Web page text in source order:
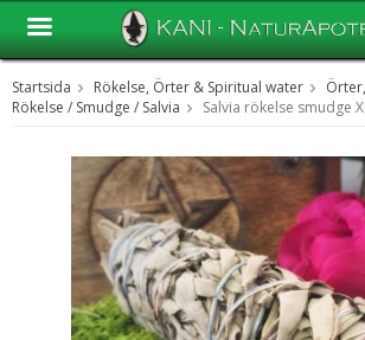
Produkten har blivit tillagd i
Startsida Rökelse, Örter & Spiritual water
Rökelse / Smudge / Salvia
Salvia rökelse smudge